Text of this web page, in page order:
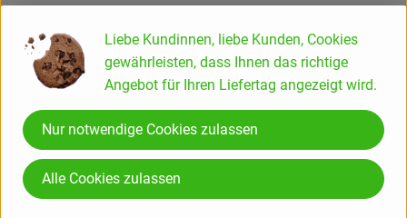
Info
Produktinformationen
Liebe Kundinnen, liebe Kunden, Cookies
gewährleisten, dass Ihnen das richtige
Angebot für Ihren Liefertag angezeigt wird.
Nur notwendige Cookies zulassen
Alle Cookies zulassen